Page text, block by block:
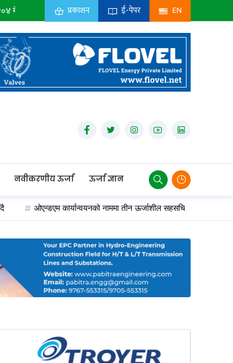
प्राधिकरण : मे.वा. सहायक कम्पनी :० मे.वा. निजी क्षेत्र :
प्रकाशन ई-पेपर EN
नवीकरणीय ऊर्जा ऊर्जा ज्ञान
ओएन्डएम कार्यान्वयनको नाममा तीन ऊर्जाशील सहसचिव एक सातादेखि